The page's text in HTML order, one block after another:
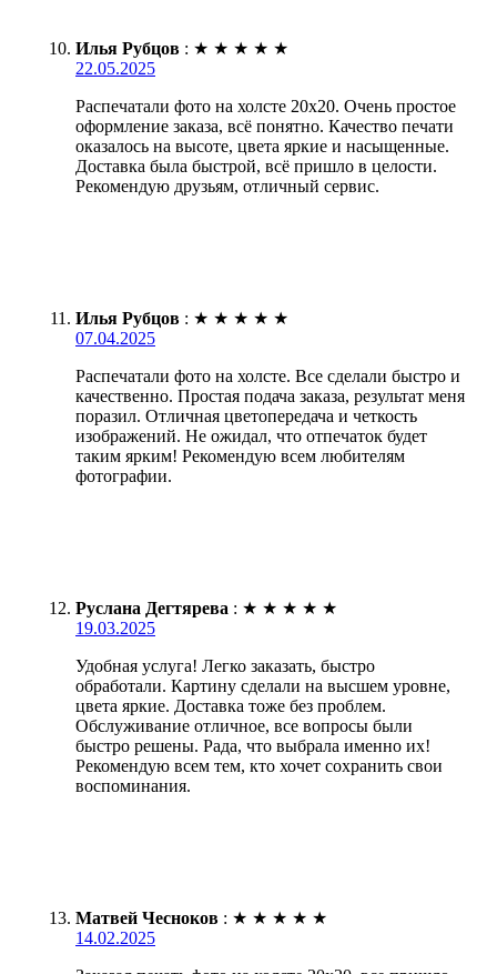
Илья Рубцов : ★ ★ ★ ★ ★
22.05.2025
Распечатали фото на холсте 20х20. Очень простое
оформление заказа, всё понятно. Качество печати
оказалось на высоте, цвета яркие и насыщенные.
Доставка была быстрой, всё пришло в целости.
Рекомендую друзьям, отличный сервис.
Илья Рубцов : ★ ★ ★ ★ ★
07.04.2025
Распечатали фото на холсте. Все сделали быстро и
качественно. Простая подача заказа, результат меня
поразил. Отличная цветопередача и четкость
изображений. Не ожидал, что отпечаток будет
таким ярким! Рекомендую всем любителям
фотографии.
Руслана Дегтярева : ★ ★ ★ ★ ★
19.03.2025
Удобная услуга! Легко заказать, быстро
обработали. Картину сделали на высшем уровне,
цвета яркие. Доставка тоже без проблем.
Обслуживание отличное, все вопросы были
быстро решены. Рада, что выбрала именно их!
Рекомендую всем тем, кто хочет сохранить свои
воспоминания.
Матвей Чесноков : ★ ★ ★ ★ ★
14.02.2025